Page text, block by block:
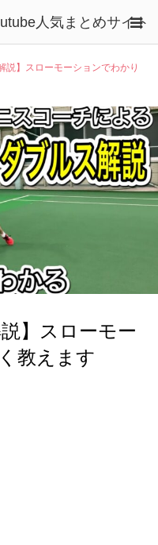
人気まとめサイト
説】スローモーションでわかり
】スローモー
教えます